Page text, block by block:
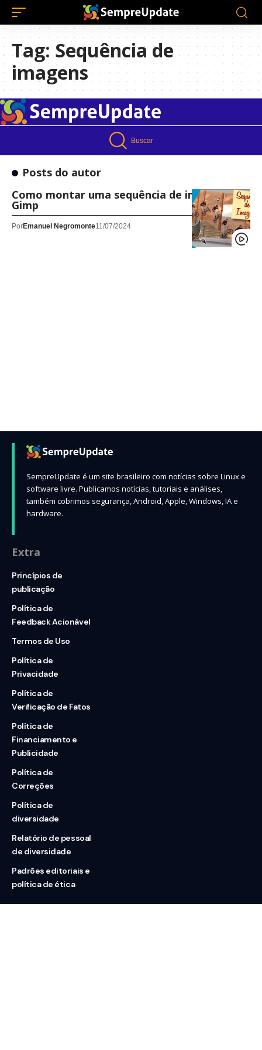
Tag: Sequência de
imagens
Buscar
Posts do autor
Como montar uma sequência de imagens no
Gimp
PorEmanuel Negromonte11/07/2024
SempreUpdate é um site brasileiro com notícias sobre Linux e
software livre. Publicamos notícias, tutoriais e análises,
também cobrimos segurança, Android, Apple, Windows, IA e
hardware.
Extra
Princípios de
publicação
Política de
Feedback Acionável
Termos de Uso
Política de
Privacidade
Política de
Verificação de Fatos
Política de
Financiamento e
Publicidade
Política de
Correções
Política de
diversidade
Relatório de pessoal
de diversidade
Padrões editoriais e
política de ética